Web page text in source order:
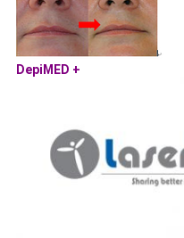
DepiMED +